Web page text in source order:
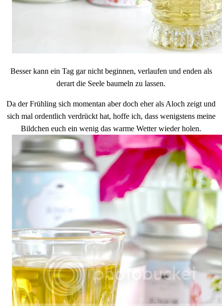
Besser kann ein Tag gar nicht beginnen, verlaufen und enden als
derart die Seele baumeln zu lassen.
Da der Frühling sich momentan aber doch eher als Aloch zeigt und
sich mal ordentlich verdrückt hat, hoffe ich, dass wenigstens meine
Bildchen euch ein wenig das warme Wetter wieder holen.